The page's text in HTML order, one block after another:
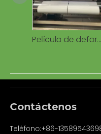
Película de deformación de ensilaje de balas de algodón Empaquetadora de algodón Fabricante de película de deformación de balas de algodón Película de ensilaje de plástico extruido
Contáctenos
Teléfono:+86-